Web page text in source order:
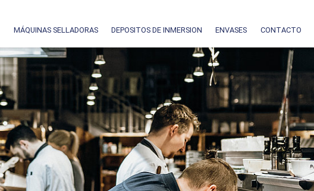
MÁQUINAS SELLADORAS DEPOSITOS DE INMERSION ENVASES CONTACTO